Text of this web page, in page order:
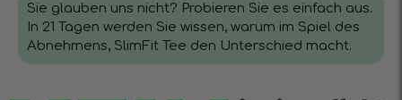
Sie glauben uns nicht? Probieren Sie es einfach aus.
In 21 Tagen werden Sie wissen, warum im Spiel des
Abnehmens, SlimFit Tee den Unterschied macht.